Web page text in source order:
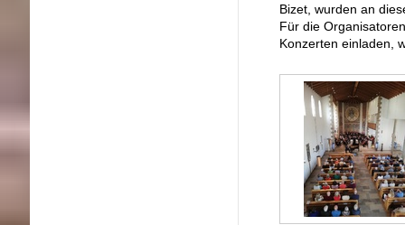
Bizet, wurden an
Für die
Konzerten einladen,